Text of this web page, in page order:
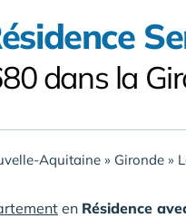
dans la
Aquitaine » Gironde »
en Résidence